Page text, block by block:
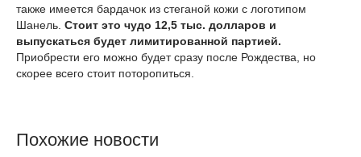
также имеется бардачок из стеганой кожи с логотипом
Шанель. Стоит это чудо 12,5 тыс. долларов и
выпускаться будет лимитированной партией.
Приобрести его можно будет сразу после Рождества, но
скорее всего стоит поторопиться.
Похожие новости